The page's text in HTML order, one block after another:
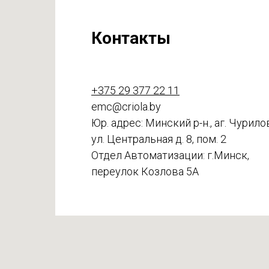
Контакты
+375 29 377 22 11
emc@criola.by
Юр. адрес: Минский р-н., аг.
ул. Центральная д. 8, пом. 2
Отдел Автоматизации: г.Минск,
переулок Козлова 5А